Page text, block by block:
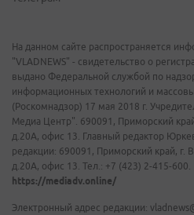
На данном сайте распространяется
"VLADNEWS" - свидетельство о
выдано Федеральной службой по
информационных технологий и
(Роскомнадзор) 17 мая 2018 г.
Медиа Центр". 690091, Приморский
д.20А, офис 13. Главный редактор
редакции: 690091, Приморский край, г.
д.20А, офис 13. Тел.: +7 (423) 2-415-600.
https://mediadv.online/
Электронный адрес редакции: